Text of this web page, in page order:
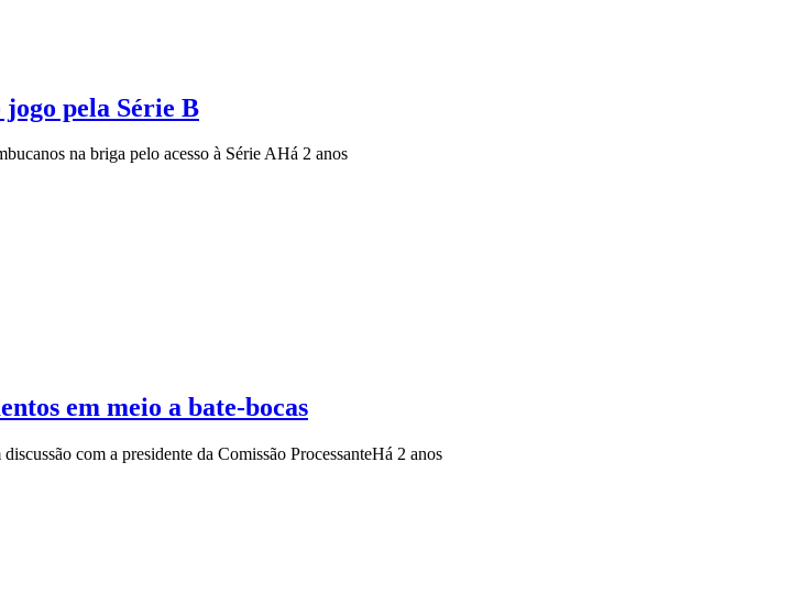
pela Série B
na briga pelo acesso à Série AHá 2 anos
em meio a bate-bocas
com a presidente da Comissão ProcessanteHá 2 anos